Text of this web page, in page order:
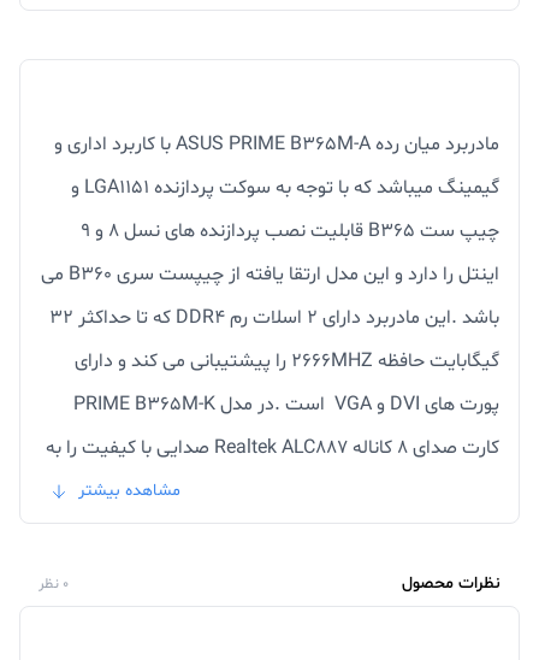
مادربرد میان رده ASUS PRIME B365M-A با کاربرد اداری و
گیمینگ میباشد که با توجه به سوکت پردازنده LGA1151 و
چیپ ست B365 قابلیت نصب پردازنده های نسل 8 و 9
اینتل را دارد و این مدل ارتقا یافته از چیپست سری B360 می
باشد .این مادربرد دارای 2 اسلات رم DDR4 که تا حداکثر 32
گیگابایت حافظه 2666MHZ را پیشتیبانی می کند و دارای
پورت های DVI و VGA است .در مدل PRIME B365M-K
کارت صدای 8 کاناله Realtek ALC887 صدایی با کیفیت را به
شما ارائه می دهد و پورت TYPE-C و دو عدد اسلات M.2 که
اطلاعات را انجام دهد .اگر میخواهید از پردازنده های نسل 8 و
مشاهده بیشتر
نظرات محصول 0 نظر